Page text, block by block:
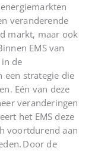
veranderende
markt, maar ook
EMS van
de
een strategie die
Eén van deze
veranderingen
het EMS deze
voortdurend aan
Door de